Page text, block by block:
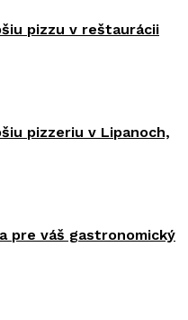
pizzu v reštaurácii
pizzeriu v Lipanoch,
pre váš gastronomický